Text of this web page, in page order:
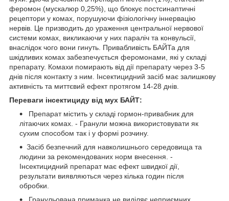
феромон (мускалюр 0,25%), що блокує постсинаптичні
рецептори у комах, порушуючи фізіологічну іннервацію
нервів. Це призводить до ураження центральної нервової
системи комах, викликаючи у них параліч та конвульсії,
внаслідок чого вони гинуть. Привабливість БАЙТа для
шкідливих комах забезпечується феромонами, які у складі
препарату. Комахи помирають від дії препарату через 3-5
днів після контакту з ним. Інсектицидний засіб має залишкову
активність та миттєвий ефект протягом 14-28 днів.
Переваги інсектициду від мух БАЙТ:
Препарат містить у складі гормон-привабник для
літаючих комах. - Гранули можна використовувати як
сухим способом так і у формі розчину.
Засіб безпечний для навколишнього середовища та
людини за рекомендованих норм внесення. -
Інсектицидний препарат має ефект швидкої дії,
результати виявляються через кілька годин після
обробки.
Гранульована приманка не виділяє неприємних